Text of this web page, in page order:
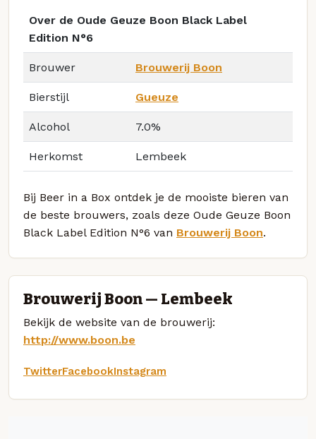
Over de Oude Geuze Boon Black Label
Edition N°6
Brouwer Brouwerij Boon
Bierstijl Gueuze
Alcohol 7.0%
Herkomst Lembeek
Bij Beer in a Box ontdek je de mooiste bieren van
de beste brouwers, zoals deze Oude Geuze Boon
Black Label Edition N°6 van Brouwerij Boon.
Brouwerij Boon — Lembeek
Bekijk de website van de brouwerij:
http://www.boon.be
TwitterFacebookInstagram